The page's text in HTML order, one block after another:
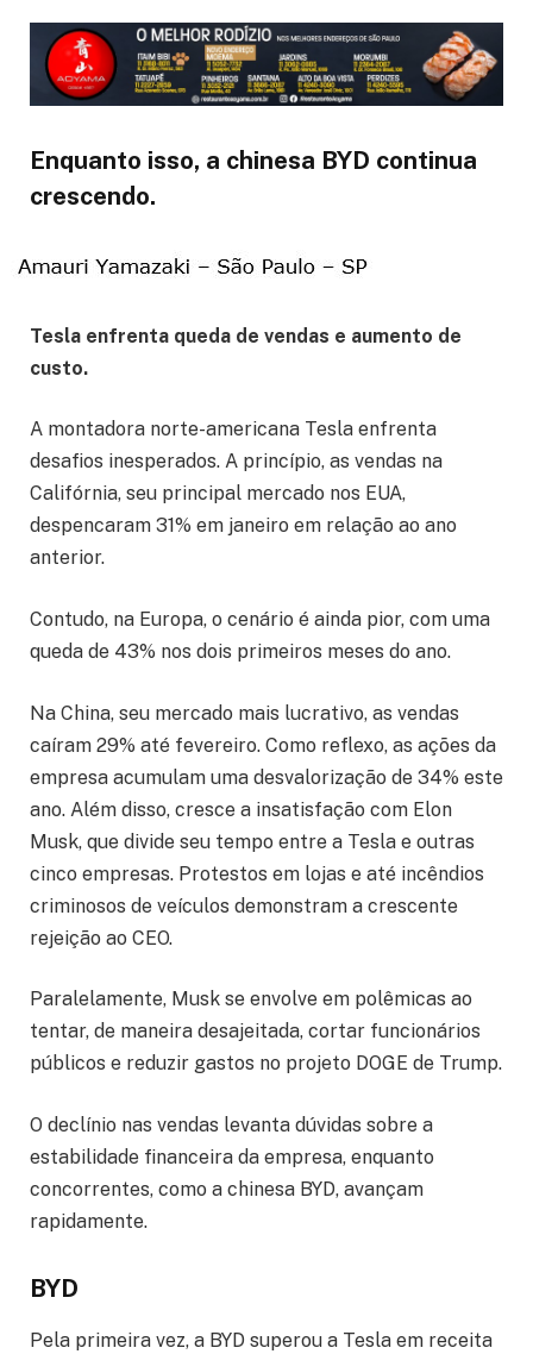
Enquanto isso, a chinesa BYD continua
crescendo.
Tesla enfrenta queda de vendas e aumento de
custo.
A montadora norte-americana Tesla enfrenta
desafios inesperados. A princípio, as vendas na
Califórnia, seu principal mercado nos EUA,
despencaram 31% em janeiro em relação ao ano
anterior.
Contudo, na Europa, o cenário é ainda pior, com uma
queda de 43% nos dois primeiros meses do ano.
Na China, seu mercado mais lucrativo, as vendas
caíram 29% até fevereiro. Como reflexo, as ações da
empresa acumulam uma desvalorização de 34% este
ano. Além disso, cresce a insatisfação com Elon
Musk, que divide seu tempo entre a Tesla e outras
cinco empresas. Protestos em lojas e até incêndios
criminosos de veículos demonstram a crescente
rejeição ao CEO.
Paralelamente, Musk se envolve em polêmicas ao
tentar, de maneira desajeitada, cortar funcionários
públicos e reduzir gastos no projeto DOGE de Trump.
O declínio nas vendas levanta dúvidas sobre a
estabilidade financeira da empresa, enquanto
concorrentes, como a chinesa BYD, avançam
rapidamente.
BYD
Pela primeira vez, a BYD superou a Tesla em receita